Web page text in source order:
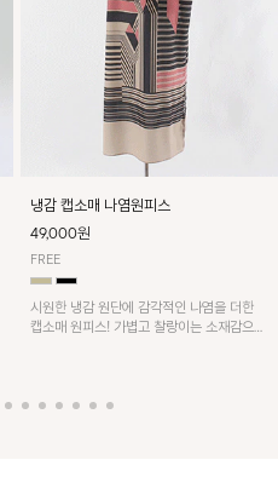
냉감 캡소매 나염원피스
49,000원
FREE
시원한 냉감 원단에 감각적인 나염을 더한
캡소매 원피스! 가볍고 찰랑이는 소재감으로